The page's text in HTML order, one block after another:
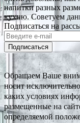
напитки разных
кухню. Советуем
Подписаться на
Подписаться
Обращаем Ваше
носит
каких условиях
размещенные на
определяемой